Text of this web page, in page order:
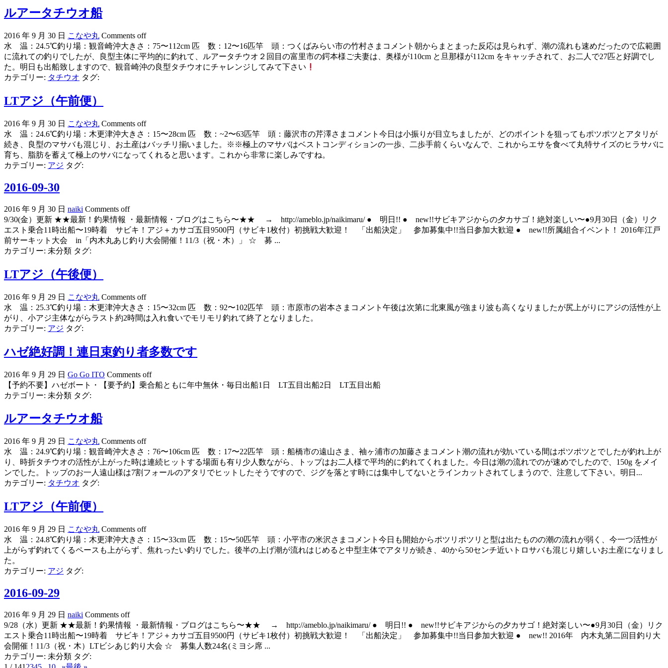
ルアータチウオ船
2016 年 9 月 30 日 こなや丸 Comments off
水 温：24.5℃釣り場：観音崎沖大きさ：75〜112cm 匹 数：12〜16匹竿 頭：つくばみらい市の竹村さまコメント朝からまとまった反応は見られず、潮の流れも速めだったので広範囲
に流れての釣りでしたが、良型主体に平均的に釣れて、ルアータチウオ２回目の富里市の鍔本様ご夫妻は、奥様が110cm と旦那様が112cm をキャッチされて、お二人で27匹と好調でし
た。明日も出船致しますので、観音崎沖の良型タチウオにチャレンジしてみて下さい
カテゴリー: タチウオ タグ:
LTアジ（午前便）
2016 年 9 月 30 日 こなや丸 Comments off
水 温：24.6℃釣り場：木更津沖大きさ：15〜28cm 匹 数：~2〜63匹竿 頭：藤沢市の芹澤さまコメント今日は小振りが目立ちましたが、どのポイントを狙ってもポツポツとアタリが
続き、良型のマサバも混じり、お土産はバッチリ揃いました。※※極上のマサバはベストコンディションの一歩、二歩手前くらいなんで、これからエサを食べて丸特サイズのヒラサバに
育ち、脂肪を蓄えて極上のサバになってくれると思います。これから非常に楽しみですね。
カテゴリー: アジ タグ:
2016-09-30
2016 年 9 月 30 日 naiki Comments off
9/30(金）更新 ★★最新！釣果情報 ・最新情報・ブログはこちら〜★★ → http://ameblo.jp/naikimaru/ ● 明日!! ● new!!サビキアジからの夕カサゴ！絶対楽しい〜●9月30日（金）リク
エスト乗合11時出船〜19時着 サビキ！アジ＋カサゴ五目9500円（サビキ1枚付）初挑戦大歓迎！ 「出船決定」 参加募集中!!当日参加大歓迎 ● new!!所属組合イベント！ 2016年江戸
前サーキット大会 in「内木丸あじ釣り大会開催！11/3（祝・木）」 ☆ 募 ...
カテゴリー: 未分類 タグ:
LTアジ（午後便）
2016 年 9 月 29 日 こなや丸 Comments off
水 温：25.3℃釣り場：木更津沖大きさ：15〜32cm 匹 数：92〜102匹竿 頭：市原市の岩本さまコメント午後は次第に北東風が強まり波も高くなりましたが尻上がりにアジの活性が上
がり、小アジ主体ながらラスト約2時間は入れ食いでモリモリ釣れて終了となりました。
カテゴリー: アジ タグ:
ハゼ絶好調！連日束釣り者多数です
2016 年 9 月 29 日 Go Go ITO Comments off
【予約不要】ハゼボート・【要予約】乗合船ともに年中無休・毎日出船1日 LT五目出船2日 LT五目出船
カテゴリー: 未分類 タグ:
ルアータチウオ船
2016 年 9 月 29 日 こなや丸 Comments off
水 温：24.9℃釣り場：観音崎沖大きさ：76〜106cm 匹 数：17〜22匹竿 頭：船橋市の遠山さま、袖ヶ浦市の加藤さまコメント潮の流れが効いている間はポツポツとでしたが釣れ上が
り、時折タチウオの活性が上がった時は連続ヒットする場面も有り少人数ながら、トップはお二人様で平均的に釣れてくれました。今日は潮の流れでのが速めでしたので、150g をメイ
ンでした。トップのお一人遠山様は7割フォールのアタリでヒットしたそうですので、ジグを落とす時には集中してないとラインカットされてしまうので、注意して下さい。明日...
カテゴリー: タチウオ タグ:
LTアジ（午前便）
2016 年 9 月 29 日 こなや丸 Comments off
水 温：24.8℃釣り場：木更津沖大きさ：15〜33cm 匹 数：15〜50匹竿 頭：小平市の米沢さまコメント今日も開始からポツリポツリと型は出たものの潮の流れが弱く、今一つ活性が
上がらず釣れてくるペースも上がらず、焦れったい釣りでした。後半の上げ潮が流れはじめると中型主体でアタリが続き、40から50センチ近いトロサバも混じり嬉しいお土産になりまし
た。
カテゴリー: アジ タグ:
2016-09-29
2016 年 9 月 29 日 naiki Comments off
9/28（水）更新 ★★最新！釣果情報 ・最新情報・ブログはこちら〜★★ → http://ameblo.jp/naikimaru/ ● 明日!! ● new!!サビキアジからの夕カサゴ！絶対楽しい〜●9月30日（金）リク
エスト乗合11時出船〜19時着 サビキ！アジ＋カサゴ五目9500円（サビキ1枚付）初挑戦大歓迎！ 「出船決定」 参加募集中!!当日参加大歓迎 ● new!! 2016年 内木丸第二回目釣り大
会開催！11/3（祝・木）LTビシあじ釣り大会 ☆ 募集人数24名(ミヨシ席 ...
カテゴリー: 未分類 タグ: